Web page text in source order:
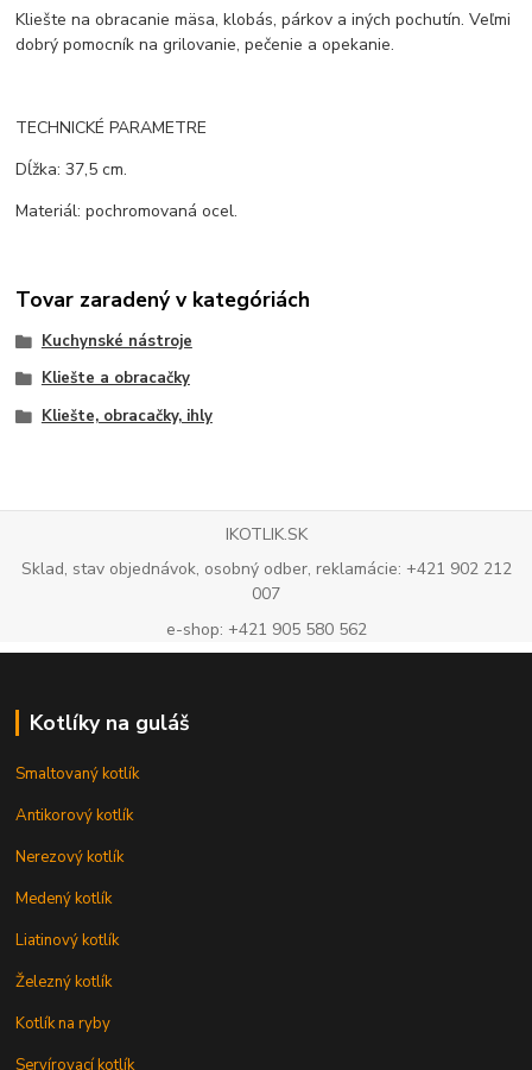
Kliešte na obracanie mäsa, klobás, párkov a iných pochutín. Veľmi
dobrý pomocník na grilovanie, pečenie a opekanie.
TECHNICKÉ PARAMETRE
Dĺžka: 37,5 cm.
Materiál: pochromovaná ocel.
Tovar zaradený v kategóriách
Kuchynské nástroje
Kliešte a obracačky
Kliešte, obracačky, ihly
IKOTLIK.SK
Sklad, stav objednávok, osobný odber, reklamácie: +421 902 212
007
e-shop: +421 905 580 562
Kotlíky na guláš
Smaltovaný kotlík
Antikorový kotlík
Nerezový kotlík
Medený kotlík
Liatinový kotlík
Železný kotlík
Kotlík na ryby
Servírovací kotlík